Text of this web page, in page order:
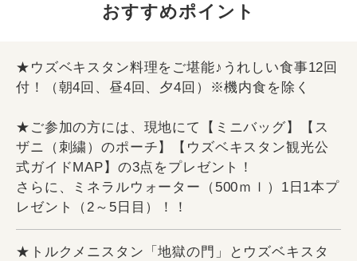
おすすめポイント
★ウズベキスタン料理をご堪能♪うれしい食事12回
付！（朝4回、昼4回、夕4回）※機内食を除く
★ご参加の方には、現地にて【ミニバッグ】【ス
ザニ（刺繍）のポーチ】【ウズベキスタン観光公
式ガイドMAP】の3点をプレゼント！
さらに、ミネラルウォーター（500ｍｌ）1日1本プ
レゼント（2～5日目）！！
★トルクメニスタン「地獄の門」とウズベキスタ